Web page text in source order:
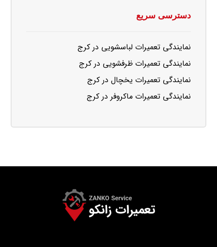
دسترسی سریع
نمایندگی تعمیرات لباسشویی در کرج
نمایندگی تعمیرات ظرفشویی در کرج
نمایندگی تعمیرات یخچال در کرج
نمایندگی تعمیرات ماکروفر در کرج